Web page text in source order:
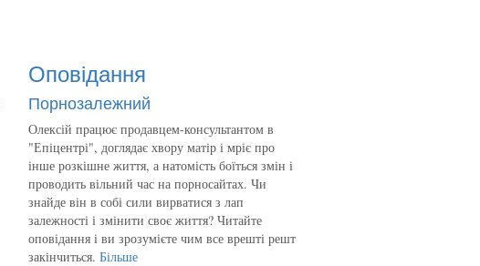
Оповідання
Порнозалежний
Олексій працює продавцем-консультантом в
"Епіцентрі", доглядає хвору матір і мріє про
інше розкішне життя, а натомість боїться змін і
проводить вільний час на порносайтах. Чи
знайде він в собі сили вирватися з лап
залежності і змінити своє життя? Читайте
оповідання і ви зрозумієте чим все врешті решт
закінчиться. Більше